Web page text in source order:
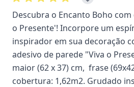
Descubra o Encanto Boho com
o Presente'! Incorpore um
inspirador em sua decoração
adesivo de parede "Viva o
maior (62 x 37) cm, frase
cobertura: 1,62m2. Grudado